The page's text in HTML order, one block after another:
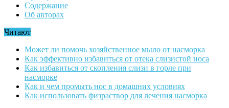
Содержание
Об авторах
Читают
Может ли помочь хозяйственное мыло от насморка
Как эффективно избавиться от отека слизистой носа
Как избавиться от скопления слизи в горле при
насморке
Как и чем промыть нос в домашних условиях
Как использовать физраствор для лечения насморка